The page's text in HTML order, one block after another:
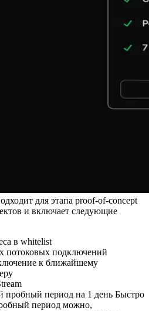
для этапа proof-of-concept
и включает следующие
в whitelist
потоковых подключений
к ближайшему
пробный период на 1 день Быстро
период можно,